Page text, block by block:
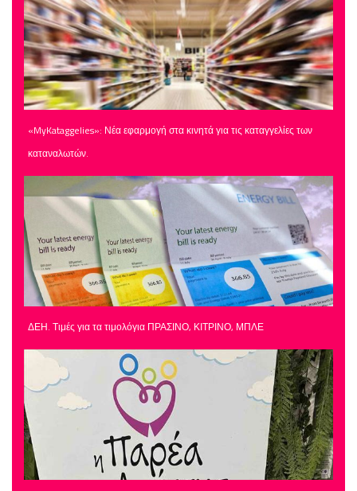
«MyKataggelies»: Νέα εφαρμογή στα κινητά για τις καταγγελίες των
καταναλωτών.
ΔΕΗ. Τιμές για τα τιμολόγια ΠΡΑΣΙΝΟ, ΚΙΤΡΙΝΟ, ΜΠΛΕ